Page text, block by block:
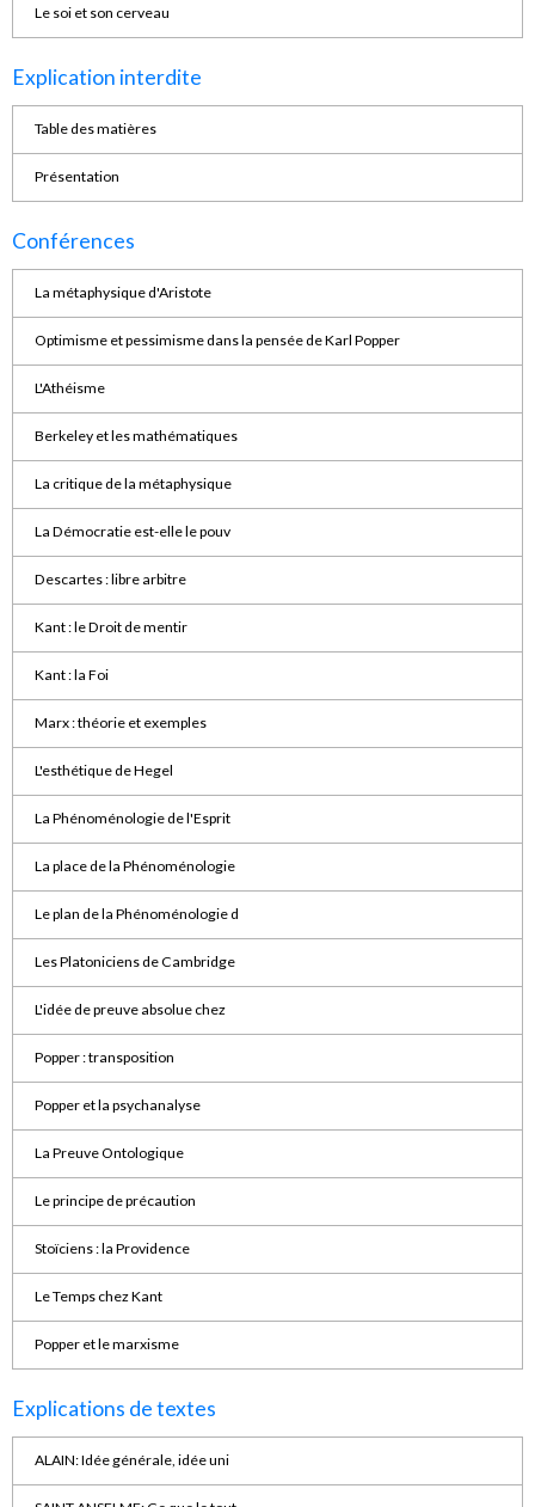
Le soi et son cerveau
Explication interdite
Table des matières
Présentation
Conférences
La métaphysique d'Aristote
Optimisme et pessimisme dans la pensée de Karl Popper
L'Athéisme
Berkeley et les mathématiques
La critique de la métaphysique
La Démocratie est-elle le pouv
Descartes : libre arbitre
Kant : le Droit de mentir
Kant : la Foi
Marx : théorie et exemples
L'esthétique de Hegel
La Phénoménologie de l'Esprit
La place de la Phénoménologie
Le plan de la Phénoménologie d
Les Platoniciens de Cambridge
L'idée de preuve absolue chez
Popper : transposition
Popper et la psychanalyse
La Preuve Ontologique
Le principe de précaution
Stoïciens : la Providence
Le Temps chez Kant
Popper et le marxisme
Explications de textes
ALAIN: Idée générale, idée uni